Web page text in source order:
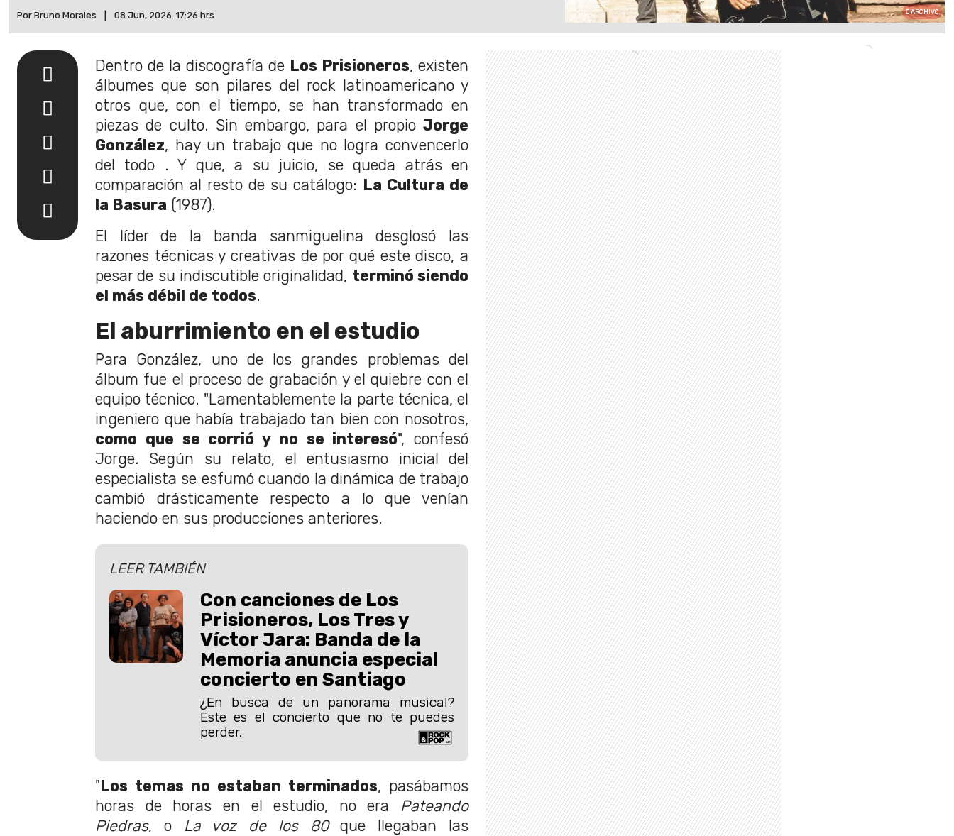
Por Bruno Morales 08 Jun, 2026. 17:26 hrs ARCHIVO
Dentro de la discografía de Los Prisioneros, existen
álbumes que son pilares del rock latinoamericano y
otros que, con el tiempo, se han transformado en
piezas de culto. Sin embargo, para el propio Jorge
González, hay un trabajo que no logra convencerlo
del todo . Y que, a su juicio, se queda atrás en
comparación al resto de su catálogo: La Cultura de
la Basura (1987).
El líder de la banda sanmiguelina desglosó las
razones técnicas y creativas de por qué este disco, a
pesar de su indiscutible originalidad, terminó siendo
el más débil de todos.
El aburrimiento en el estudio
Para González, uno de los grandes problemas del
álbum fue el proceso de grabación y el quiebre con el
equipo técnico. "Lamentablemente la parte técnica, el
ingeniero que había trabajado tan bien con nosotros,
como que se corrió y no se interesó", confesó
Jorge. Según su relato, el entusiasmo inicial del
especialista se esfumó cuando la dinámica de trabajo
cambió drásticamente respecto a lo que venían
haciendo en sus producciones anteriores.
LEER TAMBIÉN
Con canciones de Los
Prisioneros, Los Tres y
Víctor Jara: Banda de la
Memoria anuncia especial
concierto en Santiago
¿En busca de un panorama musical?
Este es el concierto que no te puedes
perder.
"Los temas no estaban terminados, pasábamos
horas de horas en el estudio, no era Pateando
Piedras, o La voz de los 80que llegaban las